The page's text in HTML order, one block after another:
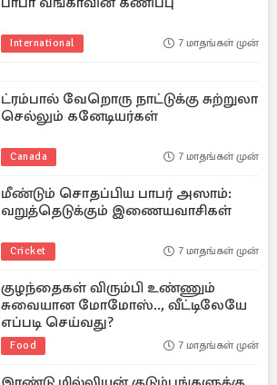
International 7 மாதங்கள் முன்
ட்ரம்பால் வேறொரு நாட்டுக்கு சுற்றுலா
செல்லும் கனேடியர்கள்
Canada 7 மாதங்கள் முன்
மீண்டும் சொதப்பிய பாபர் அஸாம்:
வறுத்தெடுக்கும் இணையவாசிகள்
Cricket 7 மாதங்கள் முன்
குழந்தைகள் விரும்பி உண்ணும்
சுவையான மோமோஸ்.., வீட்டிலேயே
எப்படி செய்வது?
Food 7 மாதங்கள் முன்